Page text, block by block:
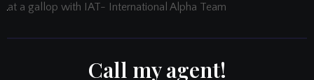
at a gallop with IAT- International Alpha Team
Call my agent!